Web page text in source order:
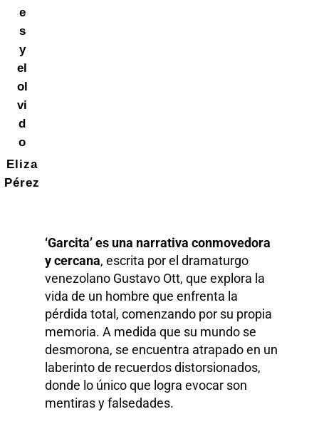
e
s
y
el
ol
vi
d
o
Eliza
Pérez
‘Garcita’ es una narrativa conmovedora
y cercana, escrita por el dramaturgo
venezolano Gustavo Ott, que explora la
vida de un hombre que enfrenta la
pérdida total, comenzando por su propia
memoria. A medida que su mundo se
desmorona, se encuentra atrapado en un
laberinto de recuerdos distorsionados,
donde lo único que logra evocar son
mentiras y falsedades.